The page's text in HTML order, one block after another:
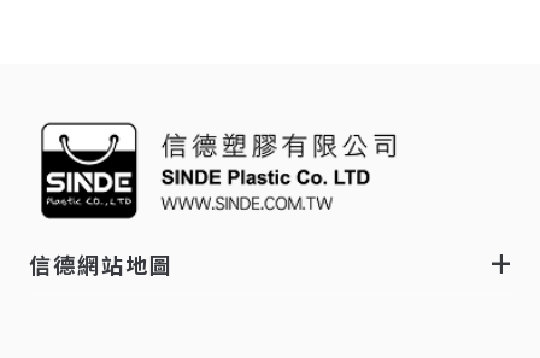
信德網站地圖